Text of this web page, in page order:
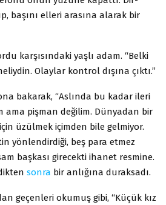
başını elleri arasına alarak bir
karşısındaki yaşlı adam. “Belki
Olaylar kontrol dışına çıktı.”
bakarak, “Aslında bu kadar ileri
ama pişman değilim. Dün­yadan bir
üzülmek içimden bile gelmiyor.
yönlendirdiği, beş para etmez
başkası girecekti ihanet resmine.
sonra bir anlığına duraksadı.
geçenleri okumuş gibi, “Kü­çük kız